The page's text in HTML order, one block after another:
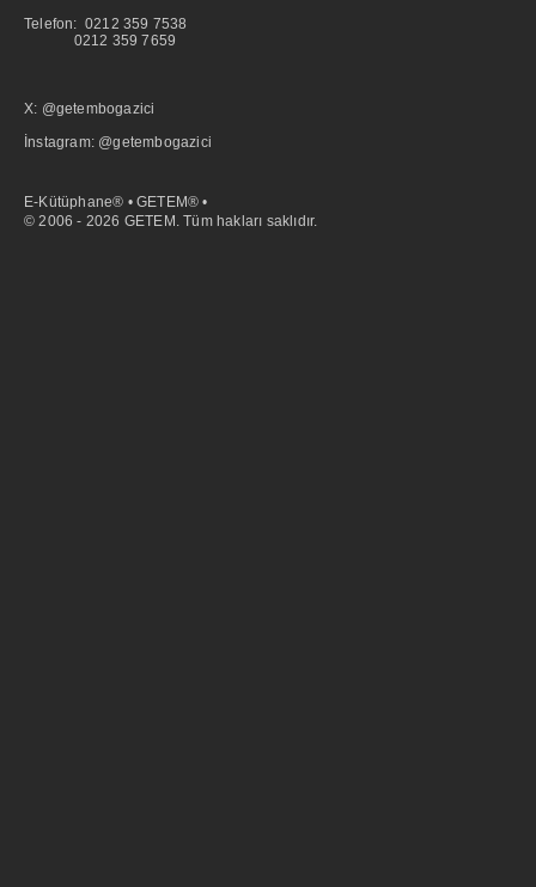
Telefon: 0212 359 7538
0212 359 7659
X: @getembogazici
İnstagram: @getembogazici
E-Kütüphane® • GETEM® •
© 2006 - 2026 GETEM. Tüm hakları saklıdır.